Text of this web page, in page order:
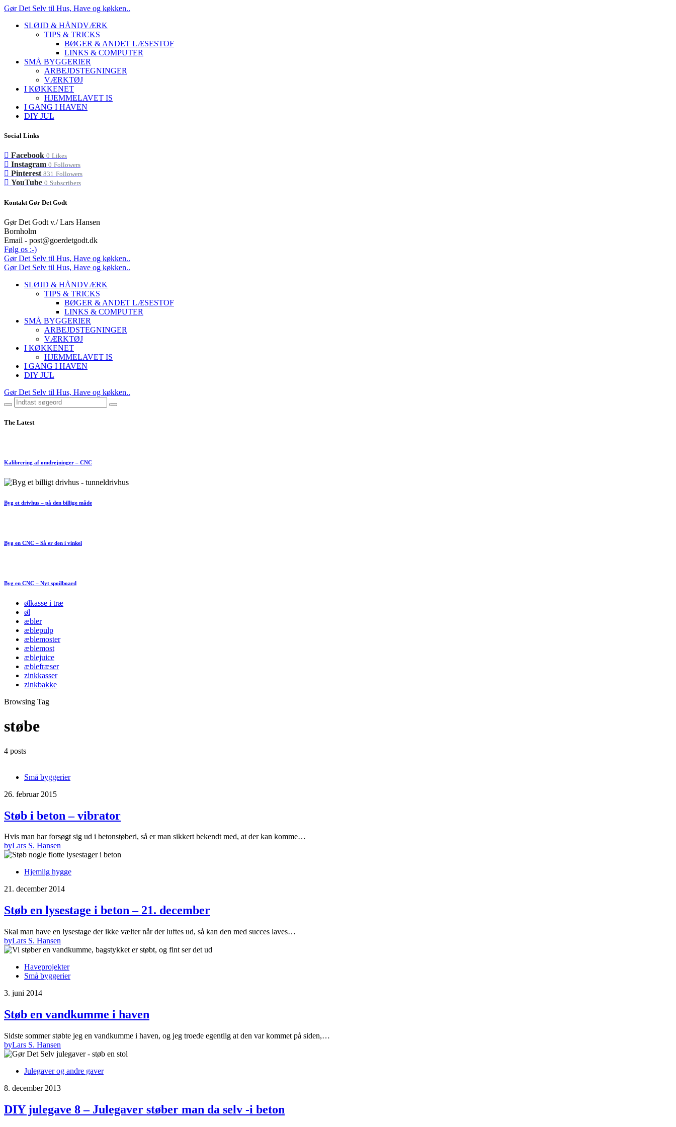
Gør Det Selv til Hus, Have og køkken..
SLØJD & HÅNDVÆRK
TIPS & TRICKS
BØGER & ANDET LÆSESTOF
LINKS & COMPUTER
SMÅ BYGGERIER
ARBEJDSTEGNINGER
VÆRKTØJ
I KØKKENET
HJEMMELAVET IS
I GANG I HAVEN
DIY JUL
Social Links
Facebook 0 Likes
Instagram 0 Followers
Pinterest 831 Followers
YouTube 0 Subscribers
Kontakt Gør Det Godt
Gør Det Godt v./ Lars Hansen
Bornholm
Email - post@goerdetgodt.dk
Følg os :-)
Gør Det Selv til Hus, Have og køkken..
Gør Det Selv til Hus, Have og køkken..
SLØJD & HÅNDVÆRK
TIPS & TRICKS
BØGER & ANDET LÆSESTOF
LINKS & COMPUTER
SMÅ BYGGERIER
ARBEJDSTEGNINGER
VÆRKTØJ
I KØKKENET
HJEMMELAVET IS
I GANG I HAVEN
DIY JUL
Gør Det Selv til Hus, Have og køkken..
The Latest
Kalibrering af omdrejninger – CNC
Byg et drivhus – på den billige måde
Byg en CNC – Så er den i vinkel
Byg en CNC – Nyt spoilboard
ølkasse i træ
øl
æbler
æblepulp
æblemoster
æblemost
æblejuice
æblefræser
zinkkasser
zinkbakke
Browsing Tag
støbe
4 posts
Små byggerier
26. februar 2015
Støb i beton – vibrator
Hvis man har forsøgt sig ud i betonstøberi, så er man sikkert bekendt med, at der kan komme…
byLars S. Hansen
Hjemlig hygge
21. december 2014
Støb en lysestage i beton – 21. december
Skal man have en lysestage der ikke vælter når der luftes ud, så kan den med succes laves…
byLars S. Hansen
Haveprojekter
Små byggerier
3. juni 2014
Støb en vandkumme i haven
Sidste sommer støbte jeg en vandkumme i haven, og jeg troede egentlig at den var kommet på siden,…
byLars S. Hansen
Julegaver og andre gaver
8. december 2013
DIY julegave 8 – Julegaver støber man da selv -i beton